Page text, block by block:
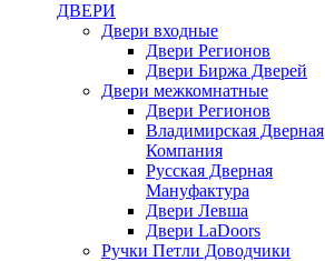
ДВЕРИ
Двери входные
Двери Регионов
Двери Биржа Дверей
Двери межкомнатные
Двери Регионов
Владимирская Дверная
Компания
Русская Дверная
Мануфактура
Двери Левша
Двери LaDoors
Ручки Петли Доводчики